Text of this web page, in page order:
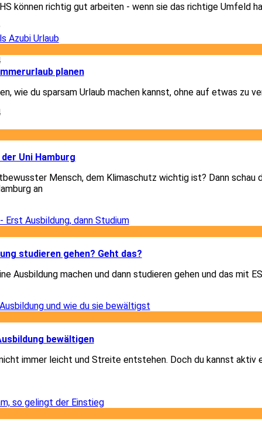
können richtig gut arbeiten - wenn sie das richtige Umfeld
planen
wie du sparsam Urlaub machen kannst, ohne auf etwas zu
Uni Hamburg
Mensch, dem Klimaschutz wichtig ist? Dann schau
an
studieren gehen? Geht das?
Ausbildung machen und dann studieren gehen und das mit
bewältigen
immer leicht und Streite entstehen. Doch du kannst aktiv